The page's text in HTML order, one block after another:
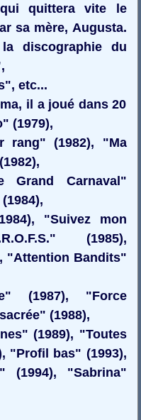
qui quittera vite le
sa mère, Augusta.
discographie du
etc...
il a joué dans 20
(1979),
rang" (1982), "Ma
Grand Carnaval"
"Suivez mon
(1985),
"Attention Bandits"
(1987), "Force
(1988),
(1989), "Toutes
"Profil bas" (1993),
"Sabrina"